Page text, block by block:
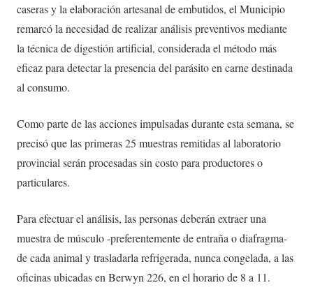
caseras y la elaboración artesanal de embutidos, el Municipio
remarcó la necesidad de realizar análisis preventivos mediante
la técnica de digestión artificial, considerada el método más
eficaz para detectar la presencia del parásito en carne destinada
al consumo.
Como parte de las acciones impulsadas durante esta semana, se
precisó que las primeras 25 muestras remitidas al laboratorio
provincial serán procesadas sin costo para productores o
particulares.
Para efectuar el análisis, las personas deberán extraer una
muestra de músculo -preferentemente de entraña o diafragma-
de cada animal y trasladarla refrigerada, nunca congelada, a las
oficinas ubicadas en Berwyn 226, en el horario de 8 a 11.